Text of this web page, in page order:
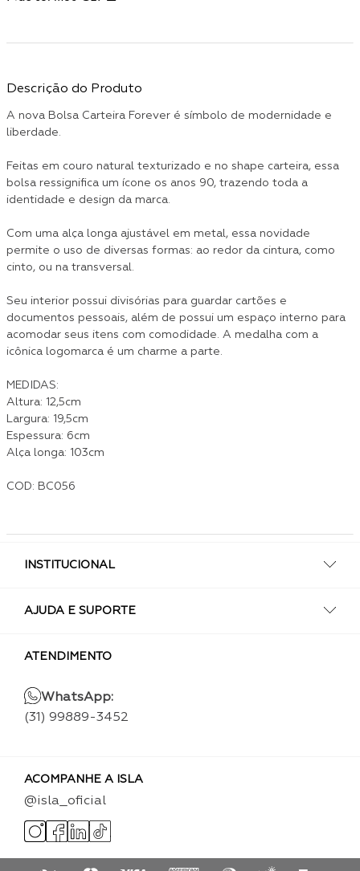
Descrição do Produto
A nova Bolsa Carteira Forever é símbolo de modernidade e
liberdade.
Feitas em couro natural texturizado e no shape carteira, essa
bolsa ressignifica um ícone os anos 90, trazendo toda a
identidade e design da marca.
Com uma alça longa ajustável em metal, essa novidade
permite o uso de diversas formas: ao redor da cintura, como
cinto, ou na transversal.
Seu interior possui divisórias para guardar cartões e
documentos pessoais, além de possui um espaço interno para
acomodar seus itens com comodidade. A medalha com a
icônica logomarca é um charme a parte.
MEDIDAS:
Altura: 12,5cm
Largura: 19,5cm
Espessura: 6cm
Alça longa: 103cm
COD: BC056
INSTITUCIONAL
AJUDA E SUPORTE
ATENDIMENTO
WhatsApp:
(31) 99889-3452
ACOMPANHE A ISLA
@isla_oficial